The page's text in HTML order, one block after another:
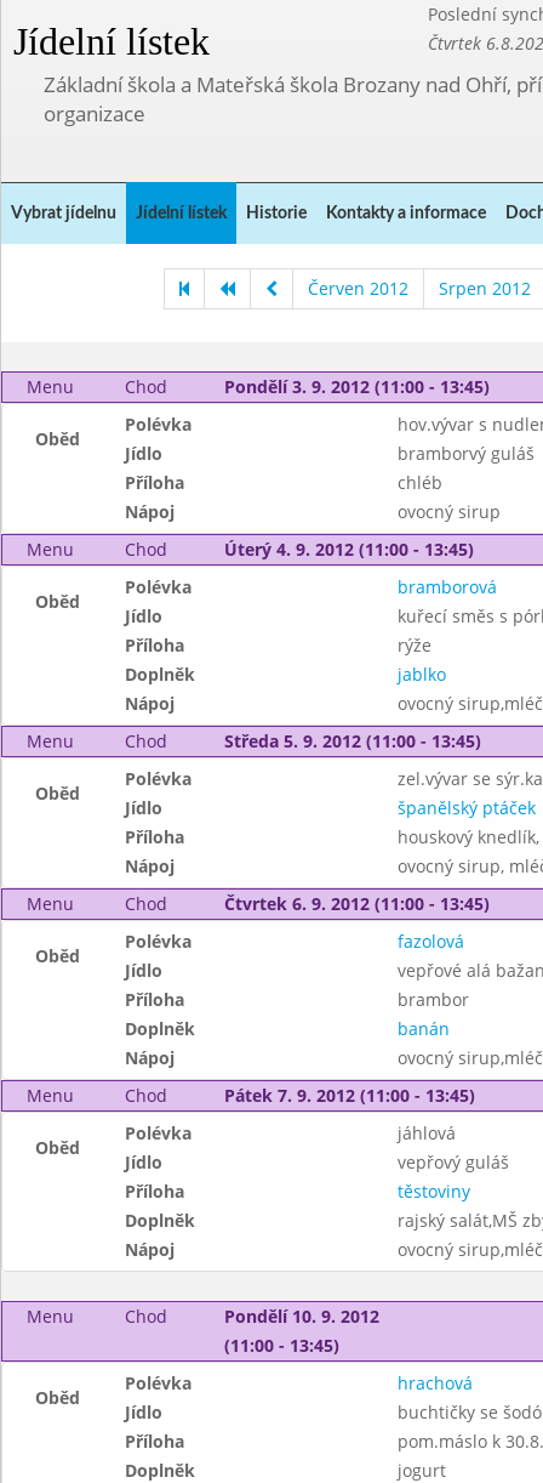
Jídelní lístek
Poslední
Čtvrtek
Základní škola a Mateřská škola Brozany nad Ohří,
organizace
Vybrat jídelnu Jídelní lístek Historie Kontakty a informace
Červen 2012 Srpen 2012
Menu Chod Pondělí 3. 9. 2012 (11:00 - 13:45)
Oběd
Polévka
hov.vývar s
Jídlo
bramborvý guláš
Příloha
chléb
Nápoj
ovocný sirup
Menu
Chod Úterý 4. 9. 2012 (11:00 - 13:45)
Oběd
Polévka
bramborová
Jídlo
kuřecí směs s
Příloha
rýže
Doplněk
jablko
Nápoj
ovocný
Menu
Chod Středa 5. 9. 2012 (11:00 - 13:45)
Oběd
Polévka
zel.vývar se
Jídlo
španělský ptáček
Příloha
houskový
Nápoj
ovocný sirup,
Menu
Chod Čtvrtek 6. 9. 2012 (11:00 - 13:45)
Oběd
Polévka
fazolová
Jídlo
vepřové alá
Příloha
brambor
Doplněk
banán
Nápoj
ovocný
Menu
Chod Pátek 7. 9. 2012 (11:00 - 13:45)
Oběd
Polévka
jáhlová
Jídlo
vepřový guláš
Příloha
těstoviny
Doplněk
rajský salát,MŠ
Nápoj
ovocný
Menu Chod
Pondělí 10. 9. 2012
(11:00 - 13:45)
Oběd
Polévka
hrachová
Jídlo
buchtičky se šodó
Příloha
pom.máslo k
Doplněk
jogurt